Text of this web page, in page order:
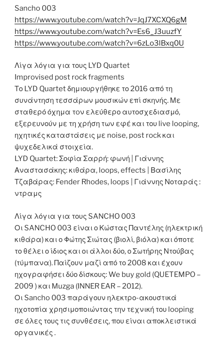
Sancho 003
https://www.youtube.com/watch?v=JqJ7XCXQ6gM
https://www.youtube.com/watch?v=Es6_J3uuzfY
https://www.youtube.com/watch?v=6zLo3lBxq0U
Λίγα λόγια για τους LYD Quartet
Improvised post rock fragments
Το LYD Quartet δημιουργήθηκε το 2016 από τη
συνάντηση τεσσάρων μουσικών επί σκηνής. Με
σταθερό όχημα τoν ελεύθερο αυτοσχεδιασμό,
εξερευνούν με τη χρήση των εφέ και του live looping,
ηχητικές καταστάσεις με noise, post rock και
ψυχεδελικά στοιχεία.
LYD Quartet: Σοφία Σαρρή: φωνή | Γιάννης
Αναστασάκης: κιθάρα, loops, effects | Βασίλης
Τζαβάρας: Fender Rhodes, loops | Γιάννης Νοταράς :
ντραμς
Λίγα λόγια για τους SANCHO 003
Οι SANCHO 003 είναι ο Κώστας Παντέλης (ηλεκτρική
κιθάρα) και ο Φώτης Σιώτας (βιολί, βιόλα) και όποτε
το θέλει ο ίδιος και οι άλλοι δύο, ο Σωτήρης Ντούβας
(τύμπανα). Παίζουν μαζί από το 2008 και έχουν
ηχογραφήσει δύο δίσκους: We buy gold (QUETEMPO –
2009 ) και Μuzga (INNER EAR – 2012).
Οι Sancho 003 παράγουν ηλεκτρο-ακουστικά
ηχοτοπία χρησιμοποιώντας την τεχνική του looping
σε όλες τους τις συνθέσεις, που είναι αποκλειστικά
οργανικές .